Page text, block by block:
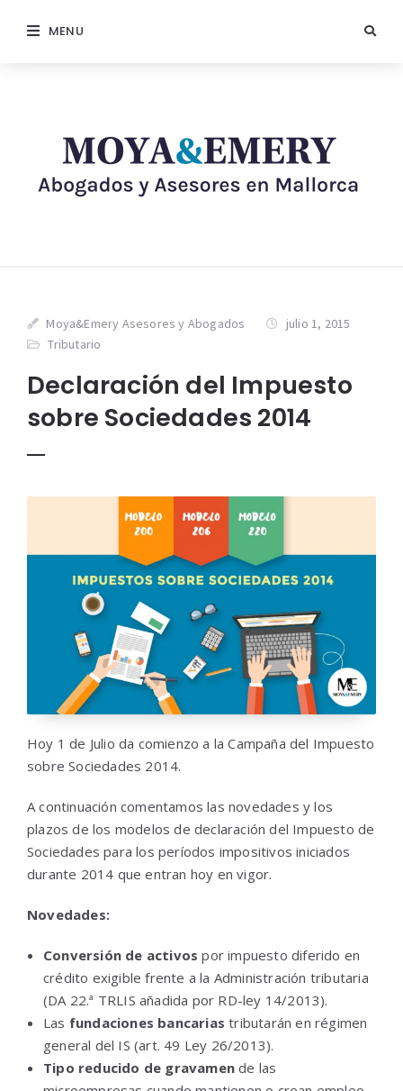
MENU
Moya&Emery Asesores y Abogados
julio 1, 2015
Tributario
Declaración del Impuesto
sobre Sociedades 2014
Hoy 1 de Julio da comienzo a la Campaña del Impuesto
sobre Sociedades 2014.
A continuación comentamos las novedades y los
plazos de los modelos de declaración del Impuesto de
Sociedades para los períodos impositivos iniciados
durante 2014 que entran hoy en vigor.
Novedades:
Conversión de activos por impuesto diferido en
crédito exigible frente a la Administración tributaria
(DA 22.ª TRLIS añadida por RD-ley 14/2013).
Las fundaciones bancarias tributarán en régimen
general del IS (art. 49 Ley 26/2013).
Tipo reducido de gravamen de las